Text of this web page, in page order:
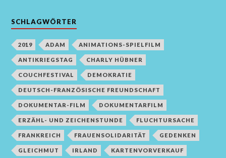
SCHLAGWÖRTER
2019 ADAM ANIMATIONS-SPIELFILM
ANTIKRIEGSTAG CHARLY HÜBNER
COUCHFESTIVAL DEMOKRATIE
DEUTSCH-FRANZÖSISCHE FREUNDSCHAFT
DOKUMENTAR-FILM DOKUMENTARFILM
ERZÄHL- UND ZEICHENSTUNDE FLUCHTURSACHE
FRANKREICH FRAUENSOLIDARITÄT GEDENKEN
GLEICHMUT IRLAND KARTENVORVERKAUF